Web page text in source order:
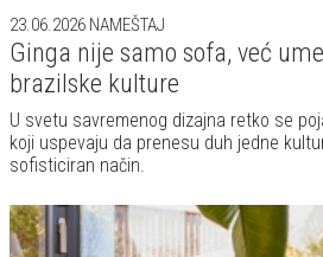
23.06.2026 NAMEŠTAJ
Ginga nije samo sofa, već
brazilske kulture
U svetu savremenog dizajna retko se
koji uspevaju da prenesu duh jedne
sofisticiran način.